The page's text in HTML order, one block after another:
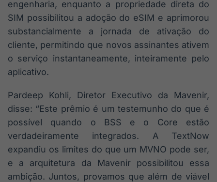
engenharia, enquanto a propriedade direta do
SIM possibilitou a adoção do eSIM e aprimorou
substancialmente a jornada de ativação do
cliente, permitindo que novos assinantes ativem
o serviço instantaneamente, inteiramente pelo
aplicativo.
Pardeep Kohli, Diretor Executivo da Mavenir,
disse: “Este prêmio é um testemunho do que é
possível quando o BSS e o Core estão
verdadeiramente integrados. A TextNow
expandiu os limites do que um MVNO pode ser,
e a arquitetura da Mavenir possibilitou essa
ambição. Juntos, provamos que além de viável